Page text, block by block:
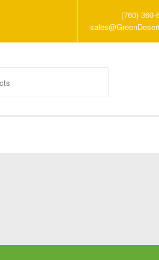
(760) 360-